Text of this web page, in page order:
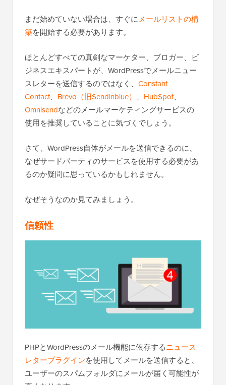
まだ始めていない場合は、すぐにメールリストの構
築を開始する必要があります。
ほとんどすべての真剣なマーケター、ブロガー、ビ
ジネスエキスパートが、WordPressでメールニュー
スレターを送信するのではなく、 Constant
Contact、 Brevo（旧Sendinblue） 、 HubSpot、
Omnisendなどのメールマーケティングサービスの
使用を推奨していることに気づくでしょう。
さて、WordPress自体がメールを送信できるのに、
なぜサードパーティのサービスを使用する必要があ
るのか疑問に思っているかもしれません。
なぜそうなのか見てみましょう。
信頼性
PHPとWordPressのメール機能に依存するニュース
レタープラグインを使用してメールを送信すると、
ユーザーのスパムフォルダにメールが届く可能性が